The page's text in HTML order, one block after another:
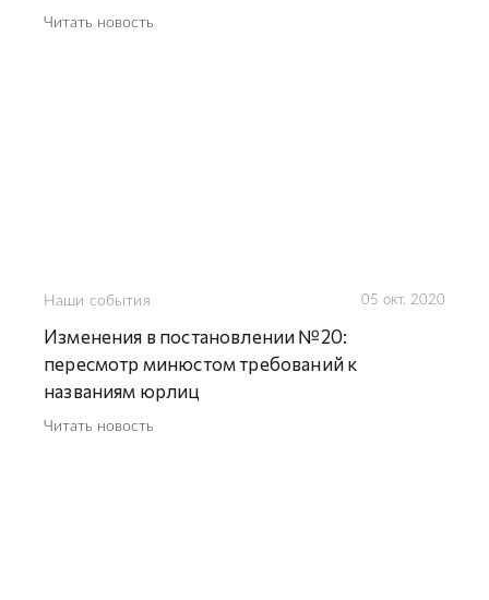
Читать новость
Наши события 05 окт. 2020
Изменения в постановлении №20:
пересмотр минюстом требований к
названиям юрлиц
Читать новость